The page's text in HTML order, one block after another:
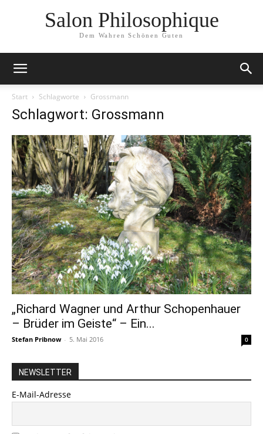
Salon Philosophique
Dem Wahren Schönen Guten
Start Schlagworte Grossmann
Schlagwort: Grossmann
„Richard Wagner und Arthur Schopenhauer
– Brüder im Geiste“ – Ein...
Stefan Pribnow - 5. Mai 2016 0
NEWSLETTER
E-Mail-Adresse